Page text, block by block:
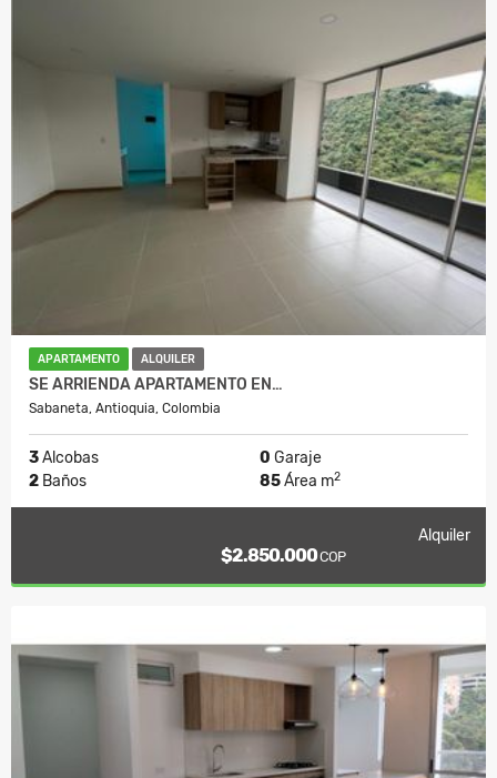
APARTAMENTO ALQUILER
SE ARRIENDA APARTAMENTO EN…
Sabaneta, Antioquia, Colombia
3Alcobas 0 Garaje
2 Baños 85Área m2
Alquiler
$2.850.000COP